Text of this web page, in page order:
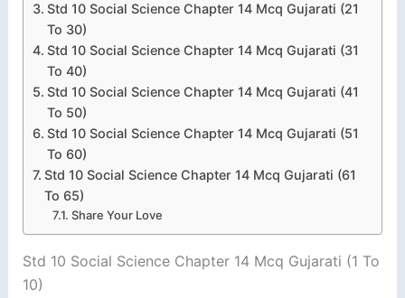
Std 10 Social Science Chapter 14 Mcq Gujarati (21
To 30)
Std 10 Social Science Chapter 14 Mcq Gujarati (31
To 40)
Std 10 Social Science Chapter 14 Mcq Gujarati (41
To 50)
Std 10 Social Science Chapter 14 Mcq Gujarati (51
To 60)
Std 10 Social Science Chapter 14 Mcq Gujarati (61
To 65)
Share Your Love
Std 10 Social Science Chapter 14 Mcq Gujarati (1 To
10)